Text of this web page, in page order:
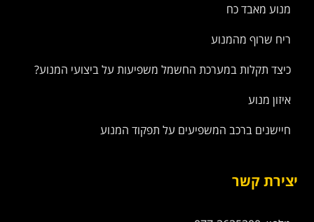
מנוע מאבד כח
ריח שרוף מהמנוע
כיצד תקלות במערכת החשמל משפיעות על ביצועי המנוע?
איזון מנוע
חיישנים ברכב המשפיעים על תפקוד המנוע
יצירת קשר